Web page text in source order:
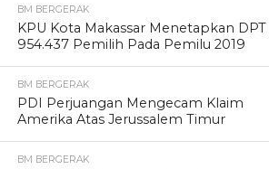
BM BERGERAK
KPU Kota Makassar Menetapkan DPT
954.437 Pemilih Pada Pemilu 2019
BM BERGERAK
PDI Perjuangan Mengecam Klaim
Amerika Atas Jerussalem Timur
BM BERGERAK